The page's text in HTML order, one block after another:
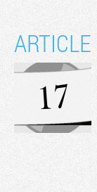
ARTICLE